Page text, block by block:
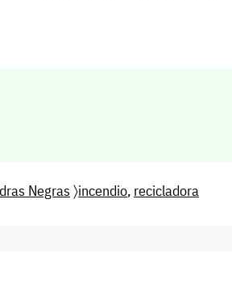
Negras 〉incendio, recicladora